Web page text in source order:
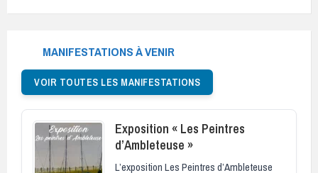
MANIFESTATIONS À VENIR
VOIR TOUTES LES MANIFESTATIONS
Exposition « Les Peintres
d’Ambleteuse »
L’exposition Les Peintres d’Ambleteuse